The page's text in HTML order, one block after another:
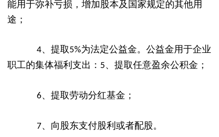
能用于弥补亏损，增加股本及国家规定的其他用
途；
4、提取5%为法定公益金。公益金用于企业
职工的集体福利支出： 5、提取任意盈余公积金；
6、提取劳动分红基金；
7、向股东支付股利或者配股。